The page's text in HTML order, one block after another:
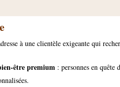
à une clientèle exigeante qui
être premium: personnes en quête